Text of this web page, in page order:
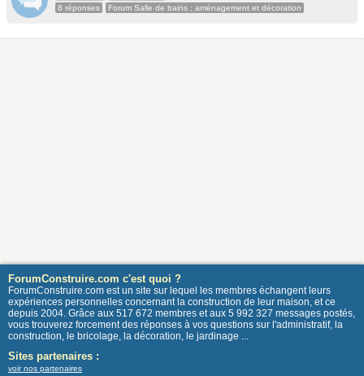
8 réponses Forum Salle de bains : aménagement et décoration
ForumConstruire.com c'est quoi ?
ForumConstruire.com est un site sur lequel les membres échangent leurs
expériences personnelles concernant la construction de leur maison, et ce
depuis 2004. Grâce aux 517 672 membres et aux 5 992 327 messages postés,
vous trouverez forcement des réponses à vos questions sur l'administratif, la
construction, le bricolage, la décoration, le jardinage ...
Sites partenaires :
voir nos partenaires